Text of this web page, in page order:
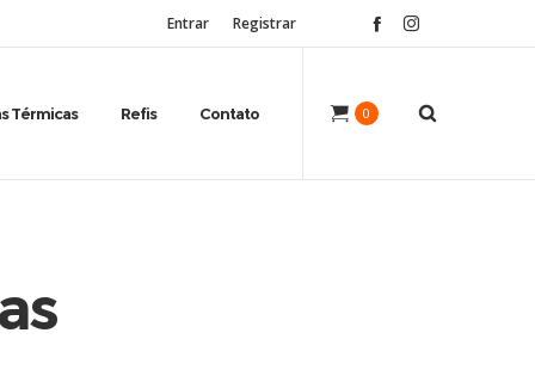
Entrar Registrar
0
Térmicas Refis Contato